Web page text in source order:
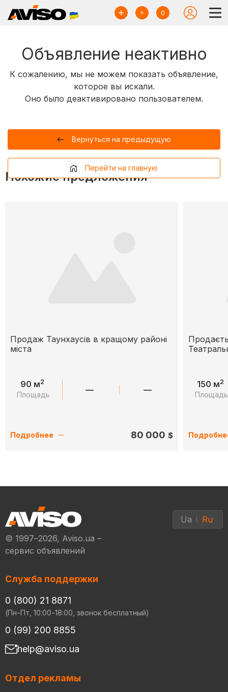
0
Объявление неактивно
К сожалению, мы не можем показать объявление,
которое вы искали.
Оно было деактивировано пользователем.
Вернуться на предыдущую
Перейти на главную
Похожие предложения
Продаж Таунхаусів в кращому районі
міста
90 м2
Площадь — —
Подробнее 80 000 $
150 м2
Площадь
© 1997–2026, Aviso.ua –
сервис объявлений
Ua Ru
Служба поддержки
0 (800) 21 8871
(Пн-Пт, 10:00-18:00, звонок бесплатный)
0 (99) 200 8855
help@aviso.ua
Отдел рекламы